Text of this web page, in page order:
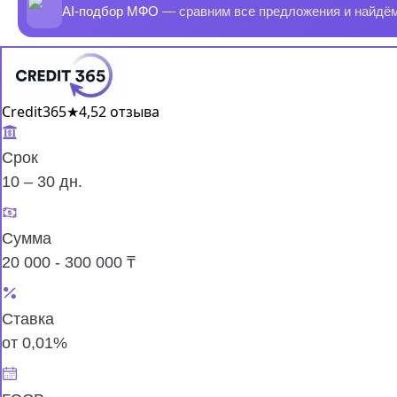
AI-подбор МФО — сравним все предложения и
Credit365★4,52 отзыва
Срок
10 – 30 дн.
Сумма
20 000 - 300 000 ₸
Ставка
от 0,01%